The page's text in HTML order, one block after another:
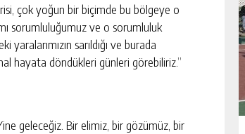
çok yoğun bir biçimde bu bölgeye o
sorumluluğumuz ve o sorumluluk
sarıldığı ve burada
hayata döndükleri günleri görebiliriz.”
geleceğiz. Bir elimiz, bir gözümüz, bir